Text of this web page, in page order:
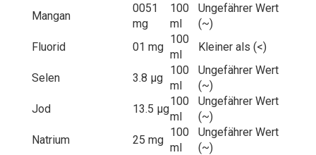
Mangan
0051
mg
100
ml
Ungefährer Wert
(~)
Fluorid
01 mg
100
ml
Kleiner als (<)
Selen 3.8 µg
100
ml
Ungefährer Wert
(~)
Jod
13.5 µg
100
ml
Ungefährer Wert
(~)
Natrium
25 mg
100
ml
Ungefährer Wert
(~)